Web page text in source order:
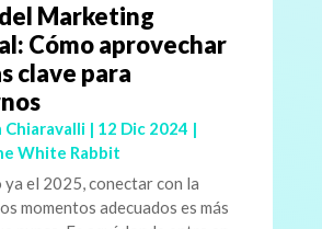
Marketing
Cómo aprovechar
clave para
| 12 Dic 2024 |
White Rabbit
ya el 2025, conectar con la
momentos adecuados es más